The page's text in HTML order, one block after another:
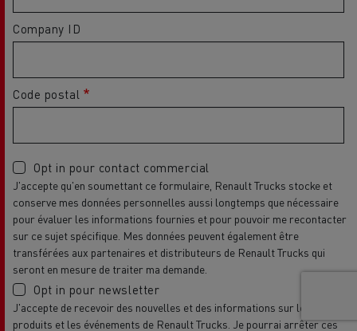
Company ID
Code postal
Opt in pour contact commercial
J'accepte qu'en soumettant ce formulaire, Renault Trucks stocke et
conserve mes données personnelles aussi longtemps que nécessaire
pour évaluer les informations fournies et pour pouvoir me recontacter
sur ce sujet spécifique. Mes données peuvent également être
transférées aux partenaires et distributeurs de Renault Trucks qui
seront en mesure de traiter ma demande.
Opt in pour newsletter
J'accepte de recevoir des nouvelles et des informations sur les
produits et les événements de Renault Trucks. Je pourrai arrêter ces